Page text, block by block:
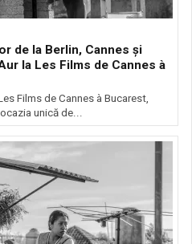
de la Berlin, Cannes şi
la Les Films de Cannes à
Films de Cannes à Bucarest,
unică de...